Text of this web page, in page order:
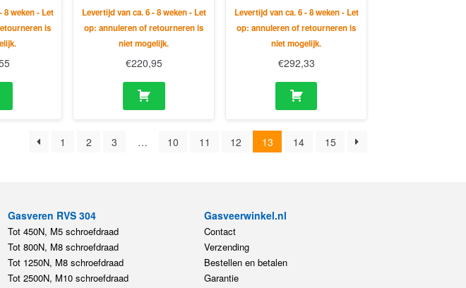
8 weken - Let
is
Levertijd van ca. 6 - 8 weken - Let
op: annuleren of retourneren is
niet mogelijk.
€220,95
Levertijd van ca. 6 - 8 weken - Let
op: annuleren of retourneren is
niet mogelijk.
€292,33
1 2 3 … 10 11 12 13 14 15
Gasveren RVS 304
Tot 450N, M5 schroefdraad
Tot 800N, M8 schroefdraad
Tot 1250N, M8 schroefdraad
Tot 2500N, M10 schroefdraad
Gasveerwinkel.nl
Contact
Verzending
Bestellen en betalen
Garantie